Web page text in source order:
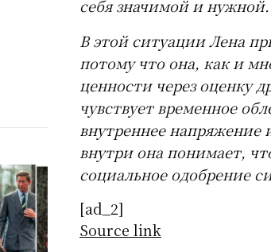
себя значимой и нужной.
В этой ситуации Лена
потому что она, как и
ценности через оценку
чувствует временное
внутреннее напряжение
внутри она понимает,
социальное одобрение
[ad_2]
Source link